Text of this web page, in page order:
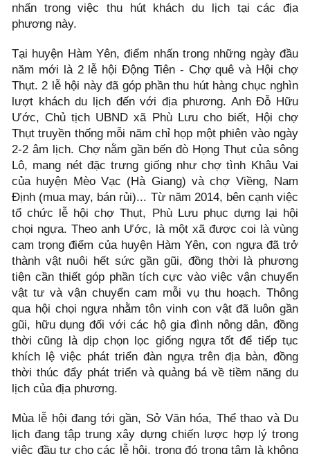
nhấn trong việc thu hút khách du lịch tại các địa
phương này.
Tại huyện Hàm Yên, điểm nhấn trong những ngày đầu
năm mới là 2 lễ hội Động Tiên - Chợ quê và Hội chợ
Thụt. 2 lễ hội này đã góp phần thu hút hàng chục nghìn
lượt khách du lịch đến với địa phương. Anh Đỗ Hữu
Ước, Chủ tịch UBND xã Phù Lưu cho biết, Hội chợ
Thụt truyền thống mỗi năm chỉ họp một phiên vào ngày
2-2 âm lịch. Chợ nằm gần bến đò Họng Thụt của sông
Lô, mang nét đặc trưng giống như chợ tình Khâu Vai
của huyện Mèo Vạc (Hà Giang) và chợ Viềng, Nam
Định (mua may, bán rủi)... Từ năm 2014, bên cạnh việc
tổ chức lễ hội chợ Thụt, Phù Lưu phục dựng lại hội
chọi ngựa. Theo anh Ước, là một xã được coi là vùng
cam trọng điểm của huyện Hàm Yên, con ngựa đã trở
thành vật nuôi hết sức gần gũi, đồng thời là phương
tiện cần thiết góp phần tích cực vào việc vận chuyển
vật tư và vận chuyển cam mỗi vụ thu hoạch. Thông
qua hội chọi ngựa nhằm tôn vinh con vật đã luôn gần
gũi, hữu dụng đối với các hộ gia đình nông dân, đồng
thời cũng là dịp chọn lọc giống ngựa tốt để tiếp tục
khích lệ việc phát triển đàn ngựa trên địa bàn, đồng
thời thúc đẩy phát triển và quảng bá về tiềm năng du
lịch của địa phương.
Mùa lễ hội đang tới gần, Sở Văn hóa, Thể thao và Du
lịch đang tập trung xây dựng chiến lược hợp lý trong
việc đầu tư cho các lễ hội, trong đó trọng tâm là không